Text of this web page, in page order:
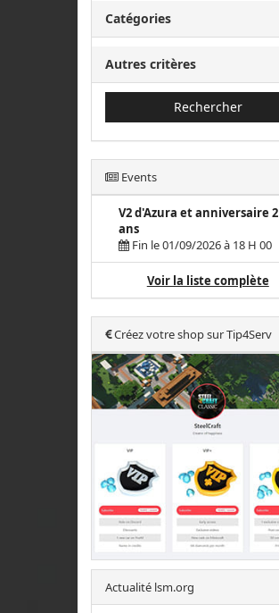
Catégories
Autres critères
Rechercher
Events
V2 d'Azura et anniversaire 2
ans
Fin le 01/09/2026 à 18 H 00
Voir la liste complète
Créez votre shop sur Tip4Serv
Actualité lsm.org